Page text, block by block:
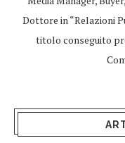
Dottore in “Relazioni
titolo conseguito